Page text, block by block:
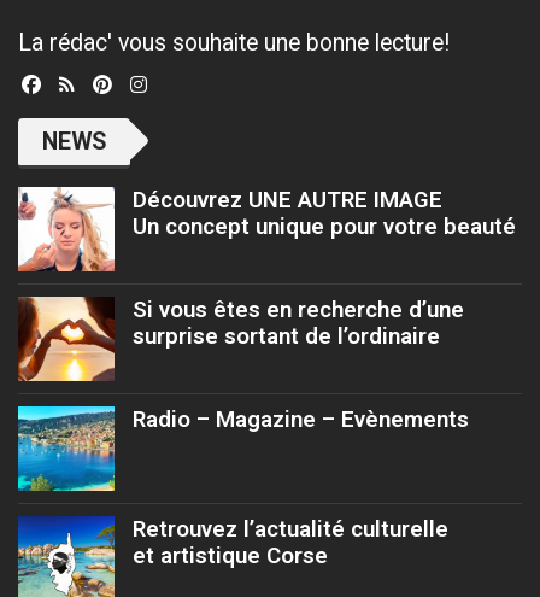
La rédac' vous souhaite une bonne lecture!
NEWS
Découvrez UNE AUTRE IMAGE
Un concept unique pour votre beauté
Si vous êtes en recherche d’une
surprise sortant de l’ordinaire
Radio – Magazine – Evènements
Retrouvez l’actualité culturelle
et artistique Corse